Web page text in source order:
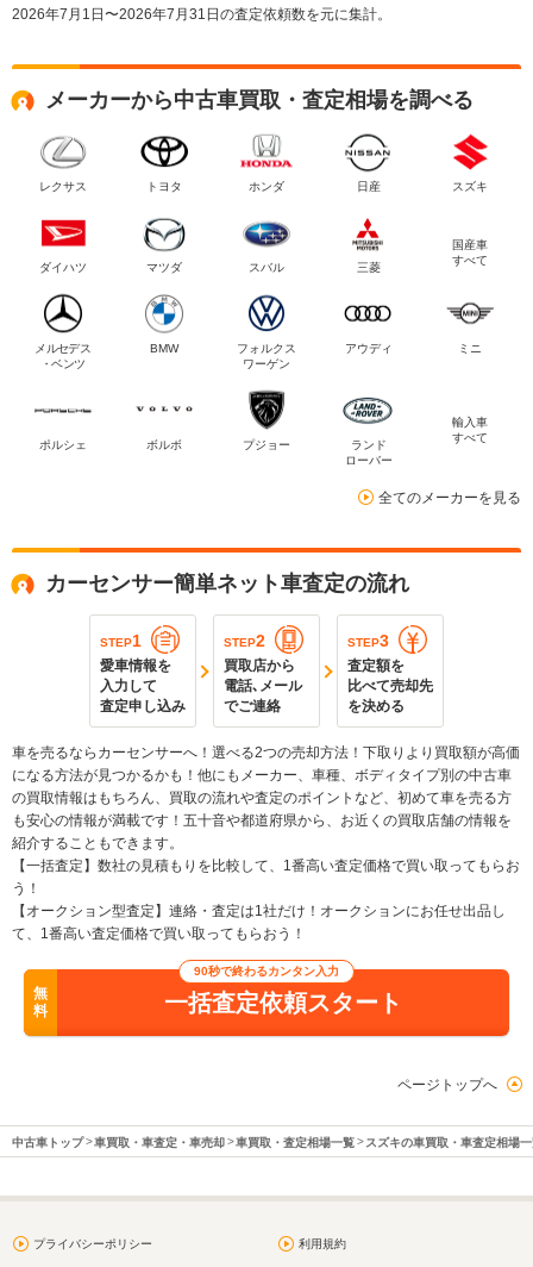
2026年7月1日〜2026年7月31日の査定依頼数を元に集計。
メーカーから中古車買取・査定相場を調べる
レクサス トヨタ ホンダ 日産 スズキ
ダイハツ マツダ スバル 三菱
国産車
すべて
メルセデス
・ベンツ
BMW
フォルクス
ワーゲン
アウディ ミニ
ポルシェ ボルボ プジョー
ランド
ローバー
輸入車
すべて
全てのメーカーを見る
カーセンサー簡単ネット車査定の流れ
STEP1
愛車情報を
入力して
査定申し込み
STEP2
買取店から
電話､メール
でご連絡
STEP3
査定額を
比べて売却先
を決める
車を売るならカーセンサーへ！選べる2つの売却方法！下取りより買取額が高価
になる方法が見つかるかも！他にもメーカー、車種、ボディタイプ別の中古車
の買取情報はもちろん、買取の流れや査定のポイントなど、初めて車を売る方
も安心の情報が満載です！五十音や都道府県から、お近くの買取店舗の情報を
紹介することもできます。
【一括査定】数社の見積もりを比較して、1番高い査定価格で買い取ってもらお
う！
【オークション型査定】連絡・査定は1社だけ！オークションにお任せ出品し
て、1番高い査定価格で買い取ってもらおう！
無
料
90秒で終わるカンタン入力
一括査定依頼スタート
ページトップへ
中古車トップ 車買取・車査定・車売却 車買取・査定相場一覧 スズキの車買取・車査定相場
プライバシーポリシー 利用規約